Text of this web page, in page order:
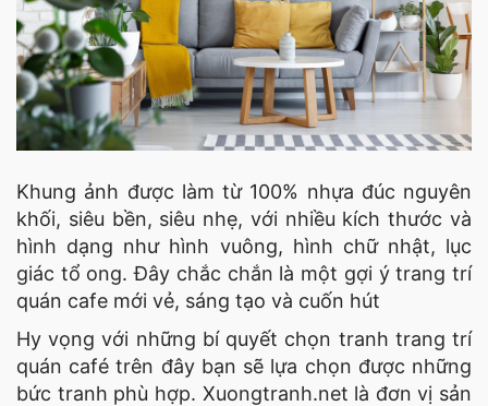
Khung ảnh được làm từ 100% nhựa đúc nguyên
khối, siêu bền, siêu nhẹ, với nhiều kích thước và
hình dạng như hình vuông, hình chữ nhật, lục
giác tổ ong. Đây chắc chắn là một gợi ý trang trí
quán cafe mới vẻ, sáng tạo và cuốn hút
Hy vọng với những bí quyết chọn tranh trang trí
quán café trên đây bạn sẽ lựa chọn được những
bức tranh phù hợp. Xuongtranh.net là đơn vị sản